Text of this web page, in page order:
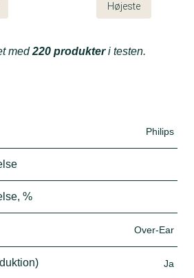
Højeste
med220 produkteri testen.
Philips
%
Over-Ear
Ja